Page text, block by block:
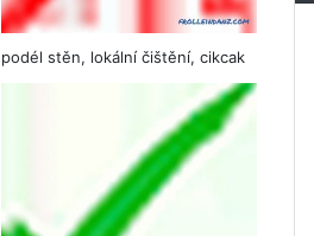
podél stěn, lokální čištění, cikcak